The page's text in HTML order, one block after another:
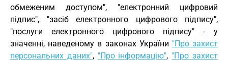
обмеженим доступом", "електронний цифровий
підпис", "засіб електронного цифрового підпису",
"послуги електронного цифрового підпису" - у
значенні, наведеному в законах України "Про захист
персональних даних", "Про інформацію", "Про захист